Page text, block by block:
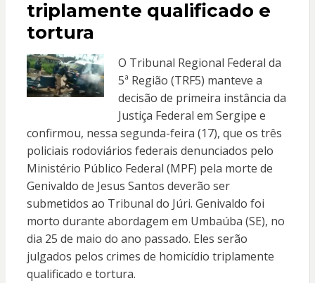
triplamente qualificado e
tortura
O Tribunal Regional Federal da
5ª Região (TRF5) manteve a
decisão de primeira instância da
Justiça Federal em Sergipe e
confirmou, nessa segunda-feira (17), que os três
policiais rodoviários federais denunciados pelo
Ministério Público Federal (MPF) pela morte de
Genivaldo de Jesus Santos deverão ser
submetidos ao Tribunal do Júri. Genivaldo foi
morto durante abordagem em Umbaúba (SE), no
dia 25 de maio do ano passado. Eles serão
julgados pelos crimes de homicídio triplamente
qualificado e tortura.